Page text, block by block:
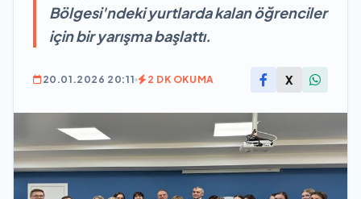
Bölgesi'ndeki yurtlarda kalan öğrenciler
için bir yarışma başlattı.
20.01.2026 20:11 2 DK OKUMA X